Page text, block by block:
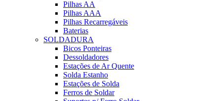
Pilhas AA
Pilhas AAA
Pilhas Recarregáveis
Baterias
SOLDADURA
Bicos Ponteiras
Dessoldadores
Estações de Ar Quente
Solda Estanho
Estações de Solda
Ferros de Soldar